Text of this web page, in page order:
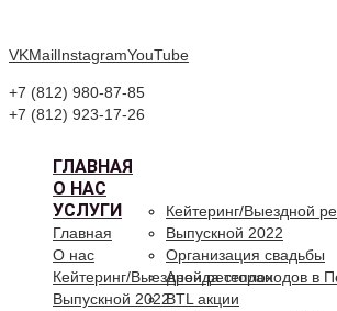
VKMailInstagramYouTube
+7 (812) 980-87-85
+7 (812) 923-17-26
ГЛАВНАЯ
О НАС
УСЛУГИ
Кейтеринг/Выездной
Выпускной 2022
Организация свадьбы
Аренда теплоходов в
BTL акции
Главная
О нас
Кейтеринг/Выездной ресторан
Выпускной 2022